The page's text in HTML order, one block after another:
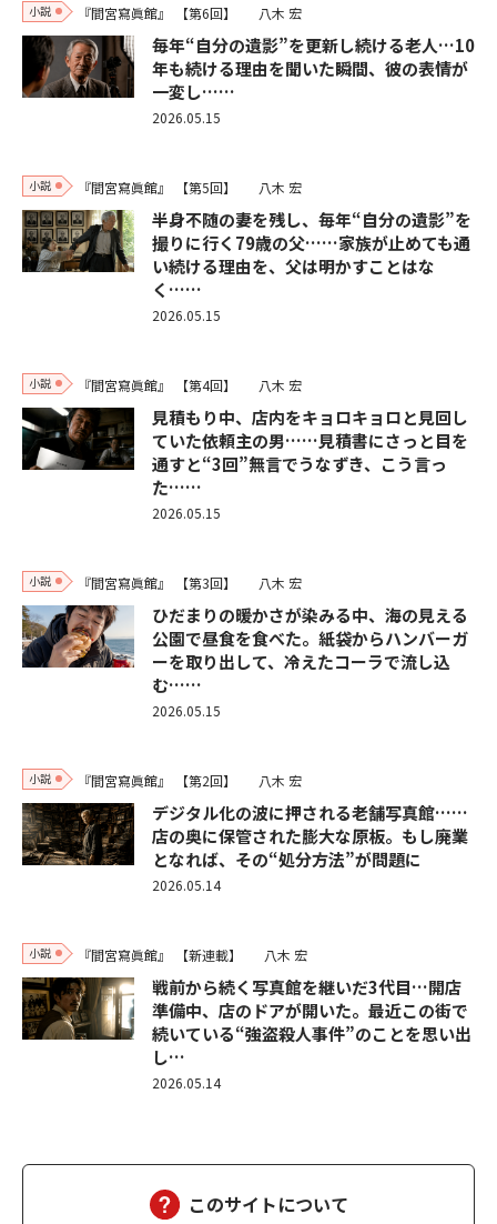
小説 『間宮寫眞館』 【第6回】 八木 宏
毎年“自分の遺影”を更新し続ける老人…10
年も続ける理由を聞いた瞬間、彼の表情が
一変し……
2026.05.15
小説 『間宮寫眞館』 【第5回】 八木 宏
半身不随の妻を残し、毎年“自分の遺影”を
撮りに行く79歳の父……家族が止めても通
い続ける理由を、父は明かすことはな
く……
2026.05.15
小説 『間宮寫眞館』 【第4回】 八木 宏
見積もり中、店内をキョロキョロと見回し
ていた依頼主の男……見積書にさっと目を
通すと“3回”無言でうなずき、こう言っ
た……
2026.05.15
小説 『間宮寫眞館』 【第3回】 八木 宏
ひだまりの暖かさが染みる中、海の見える
公園で昼食を食べた。紙袋からハンバーガ
ーを取り出して、冷えたコーラで流し込
む……
2026.05.15
小説 『間宮寫眞館』 【第2回】 八木 宏
デジタル化の波に押される老舗写真館……
店の奥に保管された膨大な原板。もし廃業
となれば、その“処分方法”が問題に
2026.05.14
小説 『間宮寫眞館』 【新連載】 八木 宏
戦前から続く写真館を継いだ3代目…開店
準備中、店のドアが開いた。最近この街で
続いている“強盗殺人事件”のことを思い出
し…
2026.05.14
このサイトについて